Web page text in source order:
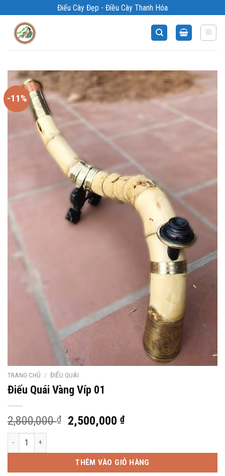
qua
Điếu Cày Đẹp - Điều Cày Thanh Hóa
-11%
TRANG CHỦ / ĐIẾU QUÁI
Điếu Quái Vàng Víp 01
2,800,000₫
Giá
2,800,000 ₫.
2,500,000₫Giá
là:
2,500,000 ₫.
Điếu Quái Vàng Víp 01 số lượng
THÊM VÀO GIỎ HÀNG